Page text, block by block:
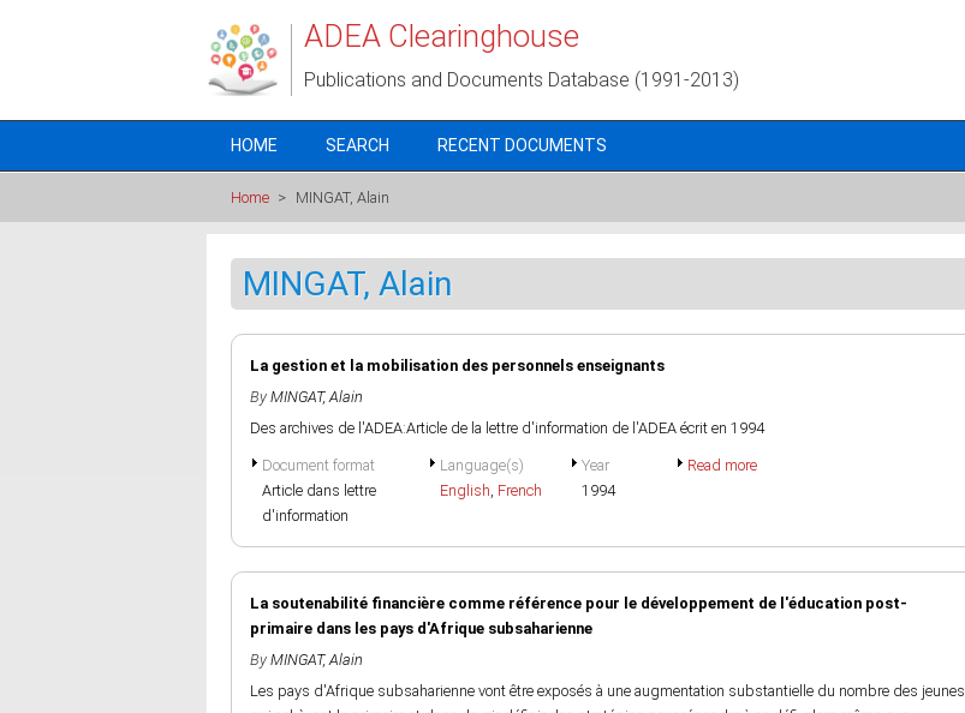
ADEA Clearinghouse
Publications and Documents Database (1991-2013)
HOME SEARCH RECENT DOCUMENTS
Home > MINGAT, Alain
MINGAT, Alain
La gestion et la mobilisation des personnels enseignants
By MINGAT, Alain
Des archives de l'ADEA:Article de la lettre d'information de l'ADEA écrit en 1994
Document format
Article dans lettre
d'information
Language(s)
English, French
Year
1994
Read more
La soutenabilité financière comme référence pour le développement de l'éducation post-
primaire dans les pays d'Afrique subsaharienne
By MINGAT, Alain
Les pays d'Afrique subsaharienne vont être exposés à une augmentation substantielle du nombre des jeunes